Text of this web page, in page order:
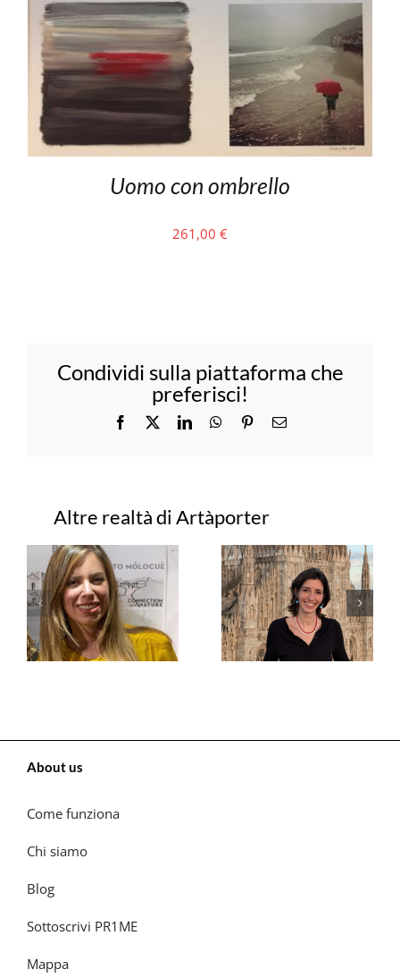
Uomo con ombrello
261,00 €
Condividi sulla piattaforma che
preferisci!
Facebook LinkedInWhatsApp
PinterestEmail
Progetti correlati
About us
Come funziona
Chi siamo
Blog
Sottoscrivi PR1ME
Mappa